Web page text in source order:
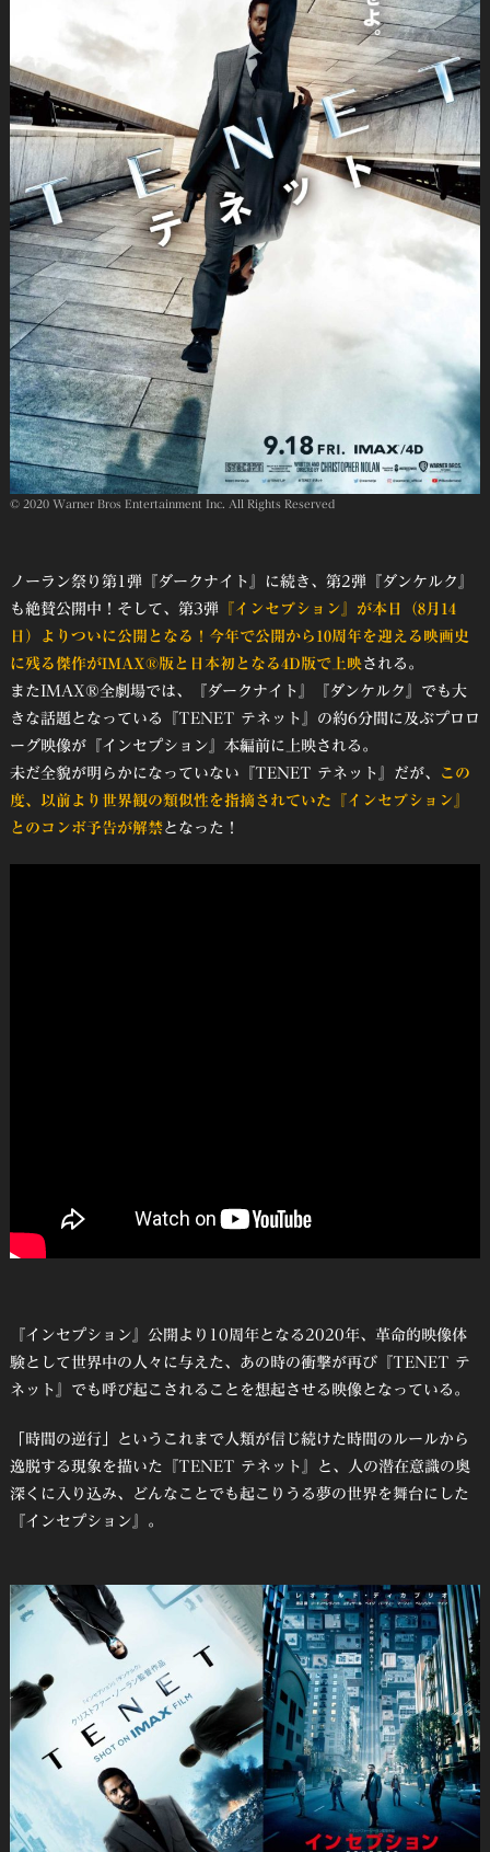
© 2020 Warner Bros Entertainment Inc. All Rights Reserved
ノーラン祭り第1弾『ダークナイト』に続き、第2弾『ダンケルク』
も絶賛公開中！そして、第3弾『インセプション』が本日（8月14
日）よりついに公開となる！今年で公開から10周年を迎える映画史
に残る傑作がIMAX®版と日本初となる4D版で上映される。
またIMAX®全劇場では、『ダークナイト』『ダンケルク』でも大
きな話題となっている『TENET テネット』の約6分間に及ぶプロロ
ーグ映像が『インセプション』本編前に上映される。
未だ全貌が明らかになっていない『TENET テネット』だが、
この
度、以前より世界観の類似性を指摘されていた『インセプション』
とのコンボ予告が解禁となった！
『インセプション』公開より10周年となる2020年、革命的映像体
験として世界中の人々に与えた、あの時の衝撃が再び『TENET テ
ネット』でも呼び起こされることを想起させる映像となっている。
「時間の逆行」というこれまで人類が信じ続けた時間のルールから
逸脱する現象を描いた『TENET テネット』と、人の潜在意識の奥
深くに入り込み、どんなことでも起こりうる夢の世界を舞台にした
『インセプション』。